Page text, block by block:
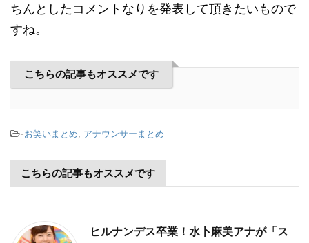
ちんとしたコメントなりを発表して頂きたいもので
すね。
こちらの記事もオススメです
-お笑いまとめ, アナウンサーまとめ
こちらの記事もオススメです
ヒルナンデス卒業！水卜麻美アナが「ス